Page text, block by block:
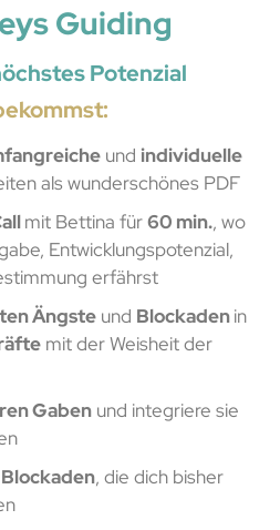
Guiding
Potenzial
und individuelle
als wunderschönes PDF
mit Bettina für60 min., wo
Entwicklungspotenzial,
erfährst
Ängste und Blockadenin
mit der Weisheit der
Gaben und integriere sie
, die dich bisher